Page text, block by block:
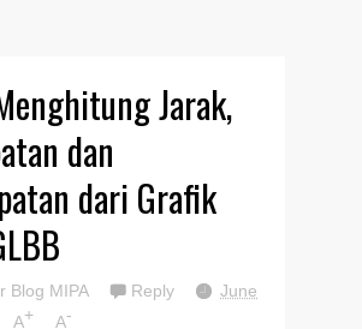
Jarak,
dan
dari Grafik
Blog MIPA Reply
June
A+ A-